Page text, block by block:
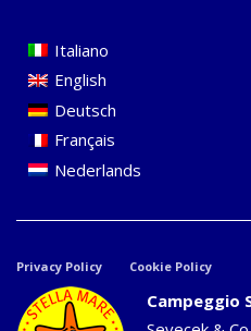
Italiano
English
Deutsch
Français
Nederlands
Privacy Policy Cookie Policy
Campeggio